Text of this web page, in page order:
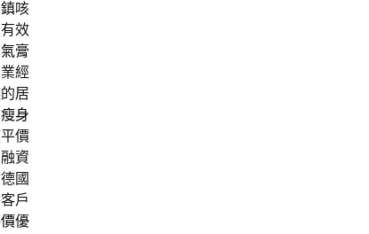
咳
效
膏
經
居
瘦身
平價
資
國
戶
優